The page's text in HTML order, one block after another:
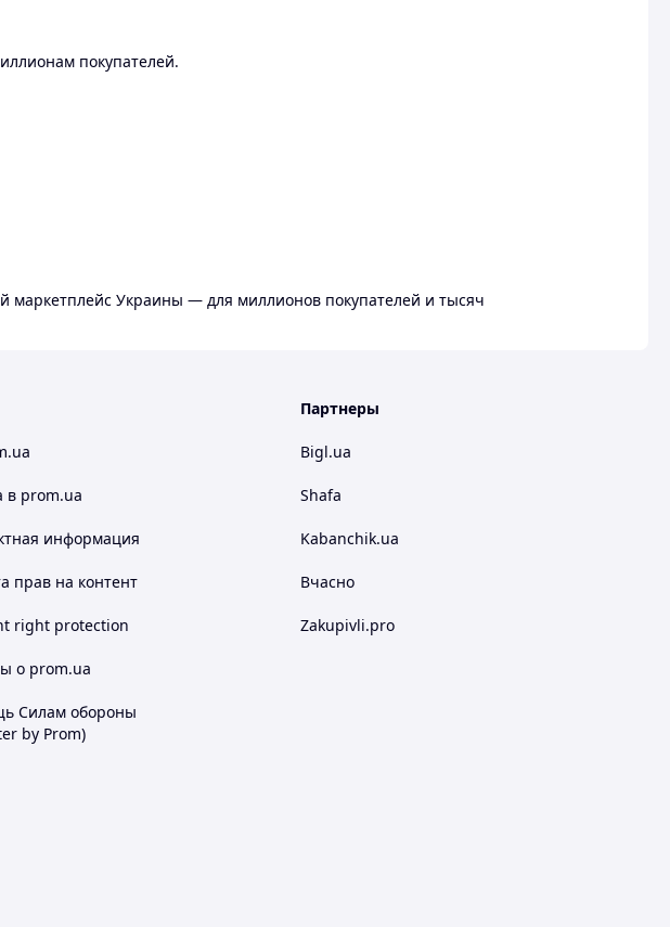
покупателей.
маркетплейс Украины — для миллионов покупателей и тысяч
в prom.ua
информация
прав на контент
right protection
о prom.ua
Силам обороны
by Prom)
Партнеры
Bigl.ua
Shafa
Kabanchik.ua
Вчасно
Zakupivli.pro